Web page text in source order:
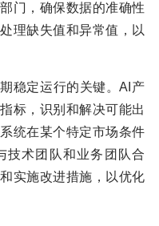
门，确保数据的准确性
理缺失值和异常值，以
稳定运行的关键。AI产
标，识别和解决可能出
统在某个特定市场条件
技术团队和业务团队合
实施改进措施，以优化